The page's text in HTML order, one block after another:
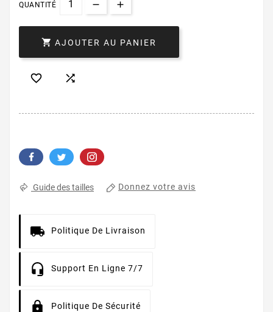
QUANTITÉ
 AJOUTER AU PANIER
 
Guide des tailles Donnez votre avis
Politique De Livraison
Support En Ligne 7/7
Politique De Sécurité